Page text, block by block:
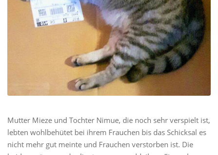
Mutter Mieze und Tochter Nimue, die noch sehr verspielt ist,
lebten wohlbehütet bei ihrem Frauchen bis das Schicksal es
nicht mehr gut meinte und Frauchen verstorben ist. Die